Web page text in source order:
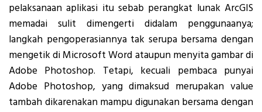
pelaksanaan aplikasi itu sebab perangkat lunak ArcGIS
memadai sulit dimengerti didalam penggunaanya;
langkah pengoperasiannya tak serupa bersama dengan
mengetik di Microsoft Word ataupun menyita gambar di
Adobe Photoshop. Tetapi, kecuali pembaca punyai
Adobe Photoshop, yang dimaksud merupakan value
tambah dikarenakan mampu digunakan bersama dengan